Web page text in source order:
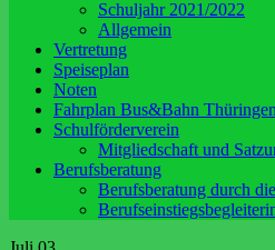
Schuljahr 2021/2022
Allgemein
Vertretung
Speiseplan
Noten
Fahrplan Bus&Bahn Thüringen
Schulförderverein
Mitgliedschaft und
Berufsberatung
Berufsberatung durch